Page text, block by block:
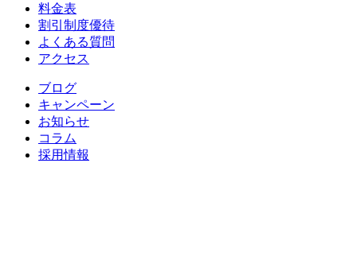
料金表
割引制度優待
よくある質問
アクセス
ブログ
キャンペーン
お知らせ
コラム
採用情報